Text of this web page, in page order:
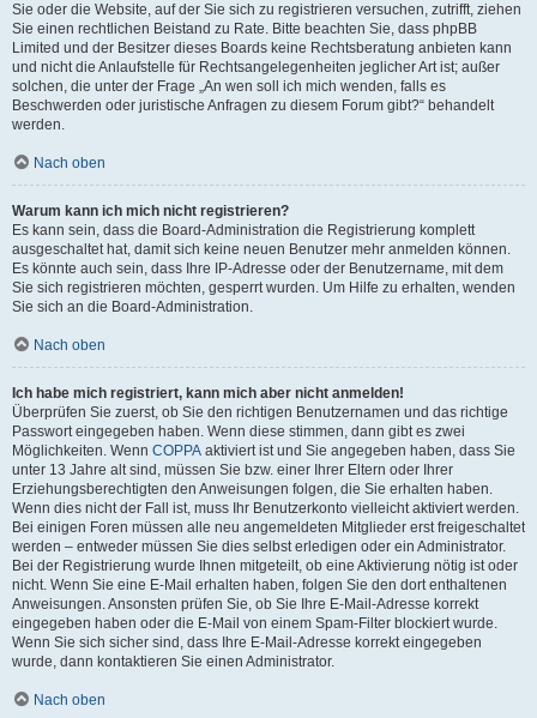
Sie oder die Website, auf der Sie sich zu registrieren versuchen, zutrifft, ziehen
Sie einen rechtlichen Beistand zu Rate. Bitte beachten Sie, dass phpBB
Limited und der Besitzer dieses Boards keine Rechtsberatung anbieten kann
und nicht die Anlaufstelle für Rechtsangelegenheiten jeglicher Art ist; außer
solchen, die unter der Frage „An wen soll ich mich wenden, falls es
Beschwerden oder juristische Anfragen zu diesem Forum gibt?“ behandelt
werden.
Nach oben
Warum kann ich mich nicht registrieren?
Es kann sein, dass die Board-Administration die Registrierung komplett
ausgeschaltet hat, damit sich keine neuen Benutzer mehr anmelden können.
Es könnte auch sein, dass Ihre IP-Adresse oder der Benutzername, mit dem
Sie sich registrieren möchten, gesperrt wurden. Um Hilfe zu erhalten, wenden
Sie sich an die Board-Administration.
Nach oben
Ich habe mich registriert, kann mich aber nicht anmelden!
Überprüfen Sie zuerst, ob Sie den richtigen Benutzernamen und das richtige
Passwort eingegeben haben. Wenn diese stimmen, dann gibt es zwei
Möglichkeiten. Wenn COPPA aktiviert ist und Sie angegeben haben, dass Sie
unter 13 Jahre alt sind, müssen Sie bzw. einer Ihrer Eltern oder Ihrer
Erziehungsberechtigten den Anweisungen folgen, die Sie erhalten haben.
Wenn dies nicht der Fall ist, muss Ihr Benutzerkonto vielleicht aktiviert werden.
Bei einigen Foren müssen alle neu angemeldeten Mitglieder erst freigeschaltet
werden – entweder müssen Sie dies selbst erledigen oder ein Administrator.
Bei der Registrierung wurde Ihnen mitgeteilt, ob eine Aktivierung nötig ist oder
nicht. Wenn Sie eine E-Mail erhalten haben, folgen Sie den dort enthaltenen
Anweisungen. Ansonsten prüfen Sie, ob Sie Ihre E-Mail-Adresse korrekt
eingegeben haben oder die E-Mail von einem Spam-Filter blockiert wurde.
Wenn Sie sich sicher sind, dass Ihre E-Mail-Adresse korrekt eingegeben
wurde, dann kontaktieren Sie einen Administrator.
Nach oben